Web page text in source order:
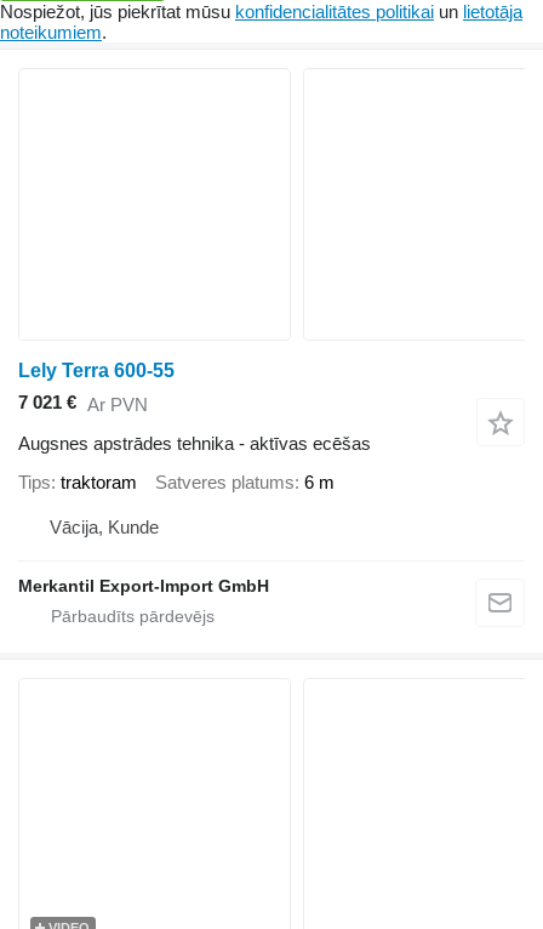
Nospiežot, jūs piekrītat mūsu konfidencialitātes politikai un lietotāja
noteikumiem.
Lely Terra 600-55
7 021 € Ar PVN
Augsnes apstrādes tehnika - aktīvas ecēšas
Tips traktoram Satveres platums 6 m
Vācija, Kunde
Merkantil Export-Import GmbH